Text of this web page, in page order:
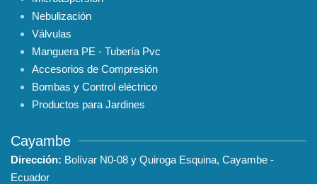
Nebulización
Válvulas
Manguera PE - Tubería Pvc
Accesorios de Compresión
Bombas y Control eléctrico
Productos para Jardines
Cayambe
Dirección: Bolívar N0-08 y Quiroga Esquina, Cayambe -
Ecuador